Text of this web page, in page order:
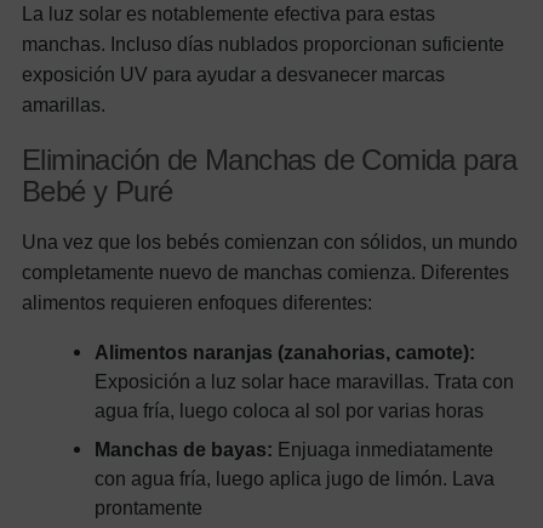
La luz solar es notablemente efectiva para estas
manchas. Incluso días nublados proporcionan suficiente
exposición UV para ayudar a desvanecer marcas
amarillas.
Eliminación de Manchas de Comida para
Bebé y Puré
Una vez que los bebés comienzan con sólidos, un mundo
completamente nuevo de manchas comienza. Diferentes
alimentos requieren enfoques diferentes:
Alimentos naranjas (zanahorias, camote):
Exposición a luz solar hace maravillas. Trata con
agua fría, luego coloca al sol por varias horas
Manchas de bayas: Enjuaga inmediatamente
con agua fría, luego aplica jugo de limón. Lava
prontamente